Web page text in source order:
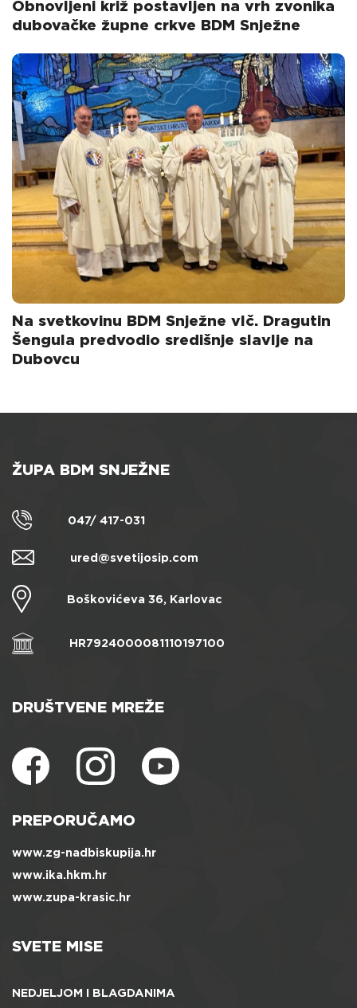
Obnovljeni križ postavljen na vrh zvonika
dubovačke župne crkve BDM Snježne
Na svetkovinu BDM Snježne vlč. Dragutin
Šengula predvodio središnje slavlje na
Dubovcu
ŽUPA BDM SNJEŽNE
047/ 417-031
ured@svetijosip.com
Boškovićeva 36, Karlovac
HR7924000081110197100
DRUŠTVENE MREŽE
PREPORUČAMO
www.zg-nadbiskupija.hr
www.ika.hkm.hr
www.zupa-krasic.hr
SVETE MISE
NEDJELJOM I BLAGDANIMA